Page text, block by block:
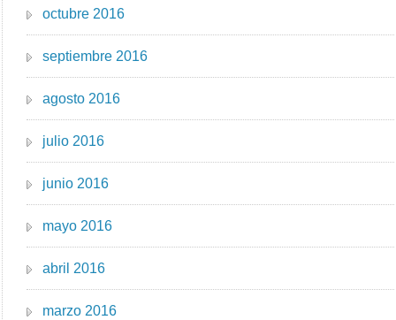
octubre 2016
septiembre 2016
agosto 2016
julio 2016
junio 2016
mayo 2016
abril 2016
marzo 2016